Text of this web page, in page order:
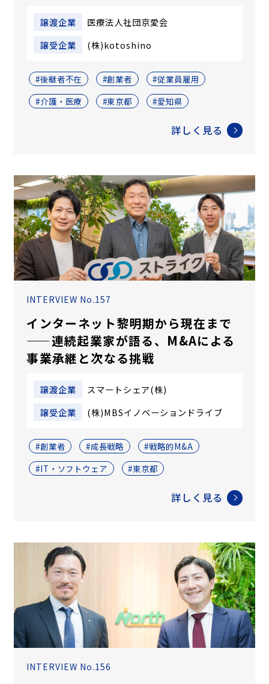
譲渡企業
医療法人社団京愛会
譲受企業
(株)kotoshino
#後継者不在 #創業者
#従業員雇用
#介護・医療
#東京都 #愛知県
詳しく見る
INTERVIEW No.157
インターネット黎明期から現在まで
——連続起業家が語る、M&Aによる
事業承継と次なる挑戦
譲渡企業
スマートシェア(株)
譲受企業
(株)MBSイノベーションドライブ
#創業者 #成長戦略
#戦略的M&A
#IT・ソフトウェア
#東京都
詳しく見る
INTERVIEW No.156